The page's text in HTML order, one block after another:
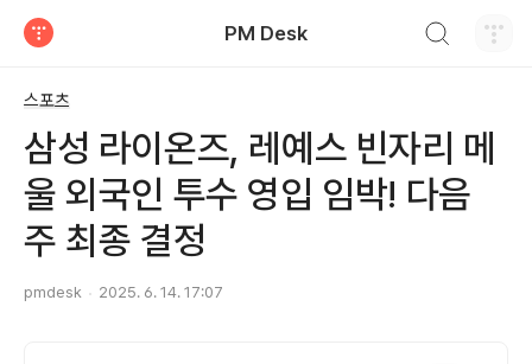
PM Desk
스포츠
삼성 라이온즈, 레예스 빈자리 메
울 외국인 투수 영입 임박! 다음
주 최종 결정
pmdesk 2025. 6. 14. 17:07